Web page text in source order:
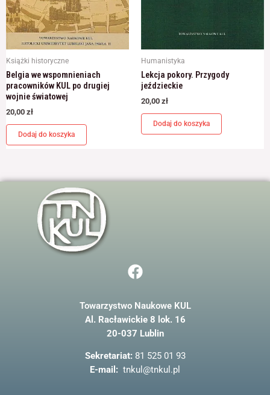
Książki historyczne
Belgia we wspomnieniach
pracowników KUL po drugiej
wojnie światowej
20,00 zł
Dodaj do koszyka
Humanistyka
Lekcja pokory. Przygody
jeździeckie
20,00 zł
Dodaj do koszyka
F
a
e
b
o
o
k
Towarzystwo Naukowe KUL
Al. Racławickie 8 lok. 16
20-037 Lublin
Sekretariat: 81 525 01 93
E-mail: tnkul@tnkul.pl